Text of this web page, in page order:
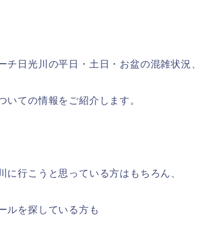
チ日光川の平日・土日・お盆の混雑状況、
いての情報をご紹介します。
に行こうと思っている方はもちろん、
ルを探している方も